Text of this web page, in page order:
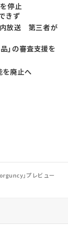
を停止
きず
内放送 第三者が
」の審査支援を
を廃止へ
」プレビュー